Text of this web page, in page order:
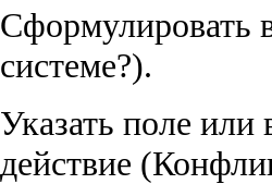
Сформулировать
системе?).
Указать поле
действие